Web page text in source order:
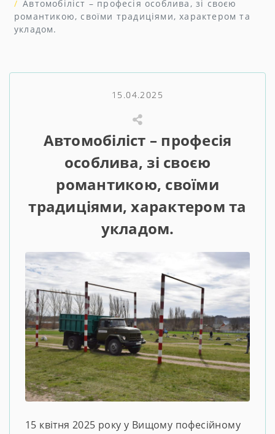
Автомобіліст – професія особлива, зі своєю
романтикою, своїми традиціями, характером та
укладом.
15.04.2025
Автомобіліст – професія
особлива, зі своєю
романтикою, своїми
традиціями, характером та
укладом.
15 квітня 2025 року у Вищому пофесійному